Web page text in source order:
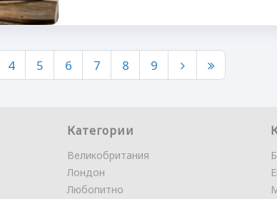
4 5 6 7 8 9
Категории
Великобритания
Лондон
Любопитно